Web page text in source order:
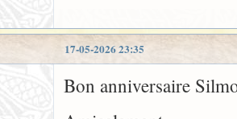
17-05-2026 23:35
Bon anniversaire